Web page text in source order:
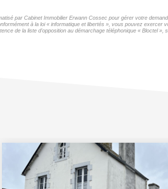
par Cabinet Immobilier Erwann Cossec pour gérer votre
à la loi « informatique et libertés », vous pouvez
de la liste d'opposition au démarchage téléphonique « Bloctel »,